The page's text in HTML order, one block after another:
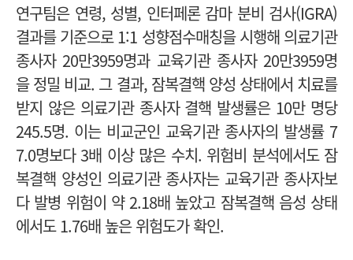
연구팀은 연령, 성별, 인터페론 감마 분비 검사(IGRA)
결과를 기준으로 1:1 성향점수매칭을 시행해 의료기관
종사자 20만3959명과 교육기관 종사자 20만3959명
을 정밀 비교. 그결과, 잠복결핵 양성 상태에서 치료를
받지 않은 의료기관 종사자 결핵 발생률은 10만 명당
245.5명. 이는 비교군인 교육기관 종사자의 발생률 7
7.0명보다 3배 이상 많은 수치. 위험비 분석에서도 잠
복결핵 양성인 의료기관 종사자는 교육기관 종사자보
다 발병 위험이 약 2.18배 높았고 잠복결핵 음성 상태
에서도 1.76배 높은 위험도가 확인.